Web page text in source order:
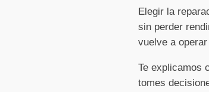
Elegir la
sin perder
vuelve a
Te explicamos
tomes